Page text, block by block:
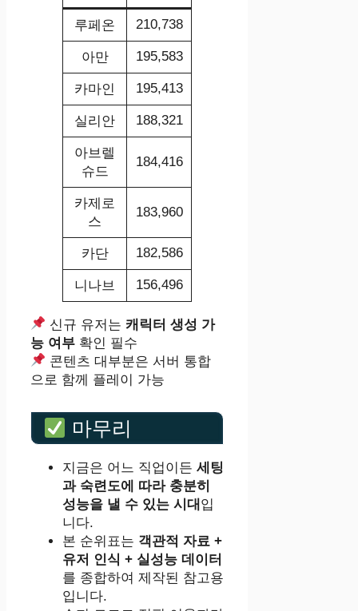
루페온 210,738
아만 195,583
카마인 195,413
실리안 188,321
아브렐
슈드
184,416
카제로
스
183,960
카단 182,586
니나브 156,496
신규 유저는캐릭터 생성 가
능 여부 확인 필수
콘텐츠 대부분은 서버 통합
으로 함께 플레이 가능
마무리
지금은 어느 직업이든 세팅
과 숙련도에 따라 충분히
성능을 낼 수 있는 시대 입
니다.
본 순위표는 객관적 자료 +
유저 인식 + 실성능 데이터
를 종합하여 제작된 참고용
입니다.